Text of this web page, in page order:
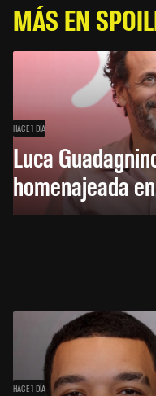
MÁS EN
HACE 1 DÍA
Luca
homenajeada
HACE 1 DÍA